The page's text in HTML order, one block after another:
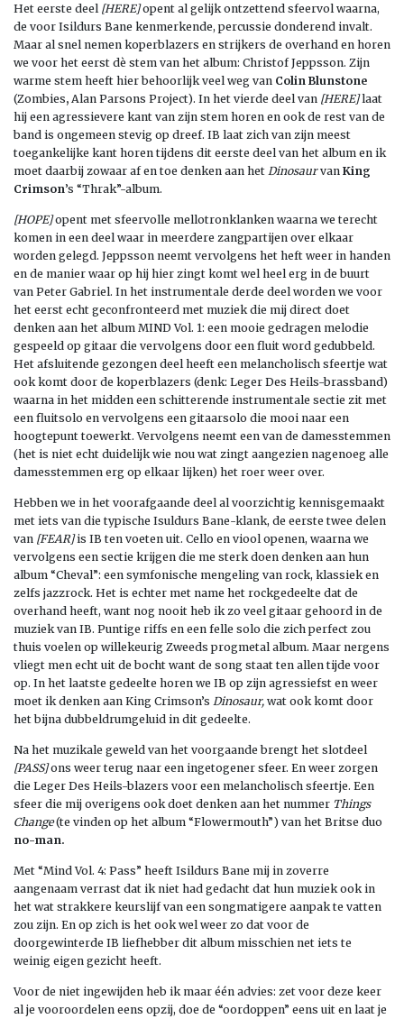
Het eerste deel [HERE]opent al gelijk ontzettend sfeervol waarna,
de voor Isildurs Bane kenmerkende, percussie donderend invalt.
Maar al snel nemen koperblazers en strijkers de overhand en horen
we voor het eerst dè stem van het album: Christof Jeppsson. Zijn
warme stem heeft hier behoorlijk veel weg van Colin Blunstone
(Zombies, Alan Parsons Project). In het vierde deel van [HERE]laat
hij een agressievere kant van zijn stem horen en ook de rest van de
band is ongemeen stevig op dreef. IB laat zich van zijn meest
toegankelijke kant horen tijdens dit eerste deel van het album en ik
moet daarbij zowaar af en toe denken aan het Dinosaurvan King
Crimson’s “Thrak”-album.
[HOPE]opent met sfeervolle mellotronklanken waarna we terecht
komen in een deel waar in meerdere zangpartijen over elkaar
worden gelegd. Jeppsson neemt vervolgens het heft weer in handen
en de manier waar op hij hier zingt komt wel heel erg in de buurt
van Peter Gabriel. In het instrumentale derde deel worden we voor
het eerst echt geconfronteerd met muziek die mij direct doet
denken aan het album MIND Vol. 1: een mooie gedragen melodie
gespeeld op gitaar die vervolgens door een fluit word gedubbeld.
Het afsluitende gezongen deel heeft een melancholisch sfeertje wat
ook komt door de koperblazers (denk: Leger Des Heils-brassband)
waarna in het midden een schitterende instrumentale sectie zit met
een fluitsolo en vervolgens een gitaarsolo die mooi naar een
hoogtepunt toewerkt. Vervolgens neemt een van de damesstemmen
(het is niet echt duidelijk wie nou wat zingt aangezien nagenoeg alle
damesstemmen erg op elkaar lijken) het roer weer over.
Hebben we in het voorafgaande deel al voorzichtig kennisgemaakt
met iets van die typische Isuldurs Bane-klank, de eerste twee delen
van [FEAR]is IB ten voeten uit. Cello en viool openen, waarna we
vervolgens een sectie krijgen die me sterk doen denken aan hun
album “Cheval”: een symfonische mengeling van rock, klassiek en
zelfs jazzrock. Het is echter met name het rockgedeelte dat de
overhand heeft, want nog nooit heb ik zo veel gitaar gehoord in de
muziek van IB. Puntige riffs en een felle solo die zich perfect zou
thuis voelen op willekeurig Zweeds progmetal album. Maar nergens
vliegt men echt uit de bocht want de song staat ten allen tijde voor
op. In het laatste gedeelte horen we IB op zijn agressiefst en weer
moet ik denken aan King Crimson’s Dinosaur, wat ook komt door
het bijna dubbeldrumgeluid in dit gedeelte.
Na het muzikale geweld van het voorgaande brengt het slotdeel
[PASS]ons weer terug naar een ingetogener sfeer. En weer zorgen
die Leger Des Heils-blazers voor een melancholisch sfeertje. Een
sfeer die mij overigens ook doet denken aan het nummer Things
Change(te vinden op het album “Flowermouth”) van het Britse duo
no-man.
Met “Mind Vol. 4: Pass” heeft Isildurs Bane mij in zoverre
aangenaam verrast dat ik niet had gedacht dat hun muziek ook in
het wat strakkere keurslijf van een songmatigere aanpak te vatten
zou zijn. En op zich is het ook wel weer zo dat voor de
doorgewinterde IB liefhebber dit album misschien net iets te
weinig eigen gezicht heeft.
Voor de niet ingewijden heb ik maar één advies: zet voor deze keer
al je vooroordelen eens opzij, doe de “oordoppen” eens uit en laat je